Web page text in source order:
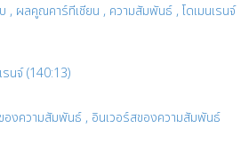
, ผลคูณคาร์ทีเชียน , ความสัมพันธ์ , โดเมนเรนจ์
รนจ์ (140:13)
งความสัมพันธ์ , อินเวอร์สของความสัมพันธ์